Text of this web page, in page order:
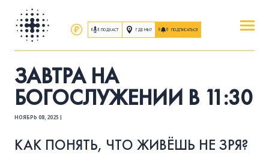
ПОДКАСТ ГДЕ МЫ? ПОДПИСАТЬСЯ
ПОВЕРИТЬ
ОБ ИИСУСЕ ХРИСТЕ
О ЦЕРКВИ
ЗАВТРА НА
БОГОСЛУЖЕНИИ В 11:30
НОЯБРЬ 08, 2025 |
КАК ПОНЯТЬ, ЧТО ЖИВЁШЬ НЕ ЗРЯ?